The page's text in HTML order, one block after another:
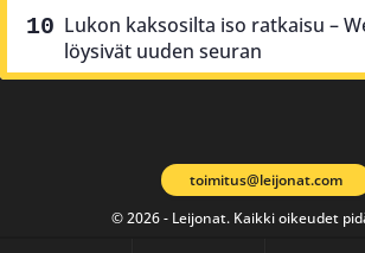
Lukon kaksosilta iso ratkaisu –
löysivät uuden seuran
© 2026 - Leijonat. Kaikki oikeudet
toimitus@leijonat.com